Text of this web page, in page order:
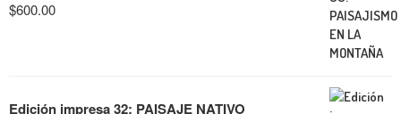
$600.00
Edición impresa 32: PAISAJE NATIVO